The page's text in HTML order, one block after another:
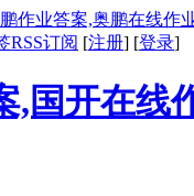
作业答案,奥鹏在线作
RSS订阅 [注册] [登录]